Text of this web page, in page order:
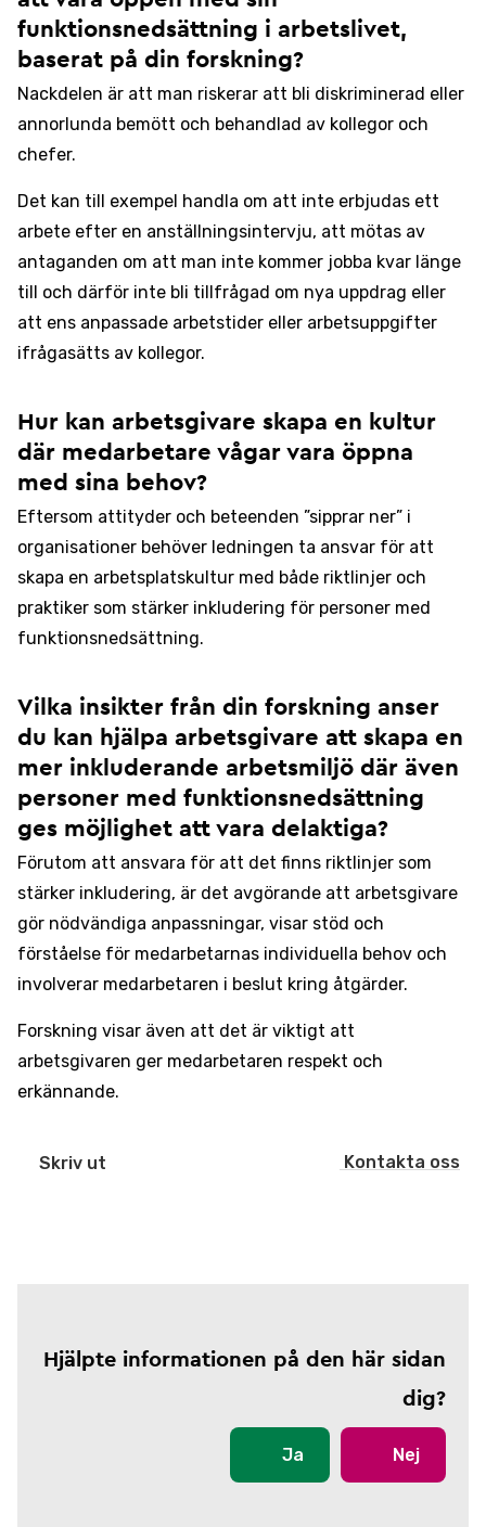
funktionsnedsättning i arbetslivet,
baserat på din forskning?
Nackdelen är att man riskerar att bli diskriminerad eller
annorlunda bemött och behandlad av kollegor och
chefer.
Det kan till exempel handla om att inte erbjudas ett
arbete efter en anställningsintervju, att mötas av
antaganden om att man inte kommer jobba kvar länge
till och därför inte bli tillfrågad om nya uppdrag eller
att ens anpassade arbetstider eller arbetsuppgifter
ifrågasätts av kollegor.
Hur kan arbetsgivare skapa en kultur
där medarbetare vågar vara öppna
med sina behov?
Eftersom attityder och beteenden ”sipprar ner” i
organisationer behöver ledningen ta ansvar för att
skapa en arbetsplatskultur med både riktlinjer och
praktiker som stärker inkludering för personer med
funktionsnedsättning.
Vilka insikter från din forskning anser
du kan hjälpa arbetsgivare att skapa en
mer inkluderande arbetsmiljö där även
personer med funktionsnedsättning
ges möjlighet att vara delaktiga?
Förutom att ansvara för att det finns riktlinjer som
stärker inkludering, är det avgörande att arbetsgivare
gör nödvändiga anpassningar, visar stöd och
förståelse för medarbetarnas individuella behov och
involverar medarbetaren i beslut kring åtgärder.
Forskning visar även att det är viktigt att
arbetsgivaren ger medarbetaren respekt och
erkännande.
Skriv ut Kontakta oss
Hjälpte informationen på den här sidan
dig?
Ja Nej